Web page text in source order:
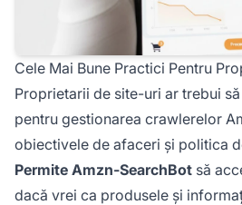
Cele Mai Bune Practici Pentru
Proprietarii de site-uri ar trebui
pentru gestionarea crawlerelor
obiectivele de afaceri și politica
Permite Amzn-SearchBot să
dacă vrei ca produsele și